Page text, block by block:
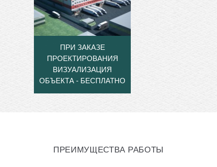
ПРИ ЗАКАЗЕ
ПРОЕКТИРОВАНИЯ
ВИЗУАЛИЗАЦИЯ
ОБЪЕКТА - БЕСПЛАТНО
ПРЕИМУЩЕСТВА РАБОТЫ